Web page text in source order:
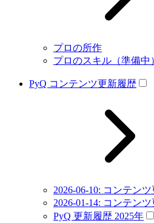
プロの所作
プロのスキル（準備中
PyQ コンテンツ更新履歴
2026-06-10: コンテン
2026-01-14: コンテン
PyQ 更新履歴 2025年